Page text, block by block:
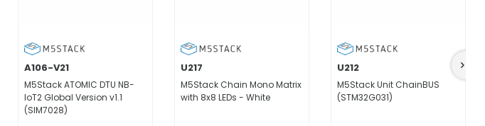
A106-V21
M5Stack ATOMIC DTU NB-
IoT2 Global Version v1.1
(SIM7028)
U217
M5Stack Chain Mono Matrix
with 8x8 LEDs - White
U212
M5Stack Unit ChainBUS
(STM32G031)